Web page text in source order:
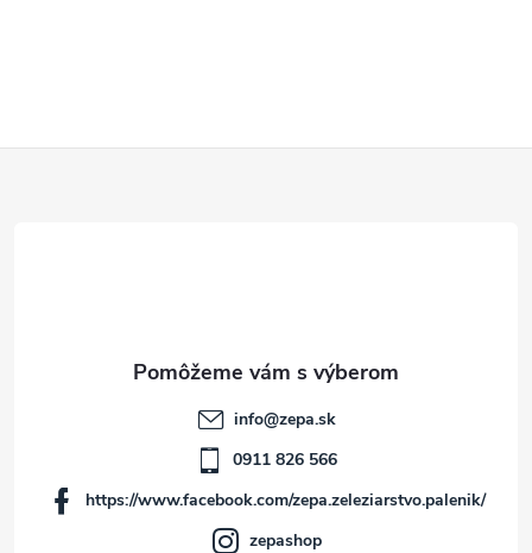
k
info@zepa.sk
0911 826 566
https://www.facebook.com/zepa.zeleziarstvo.palenik/
zepashop